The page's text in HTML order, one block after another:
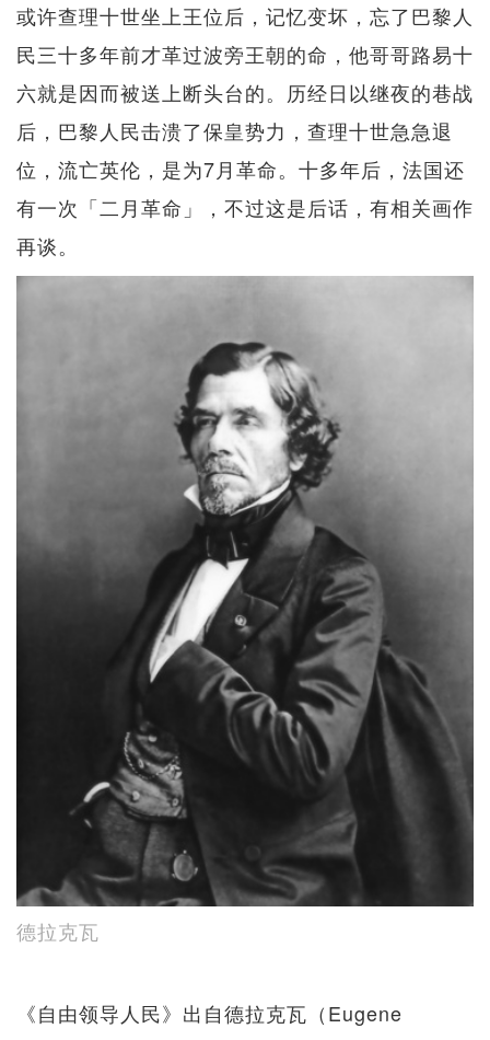
或许查理十世坐上王位后，记忆变坏，忘了巴黎人
民三十多年前才革过波旁王朝的命，他哥哥路易十
六就是因而被送上断头台的。历经日以继夜的巷战
后，巴黎人民击溃了保皇势力，查理十世急急退
位，流亡英伦，是为7月革命。十多年后，法国还
有一次「二月革命」，不过这是后话，有相关画作
再谈。
德拉克瓦
《自由领导人民》出自德拉克瓦（Eugene